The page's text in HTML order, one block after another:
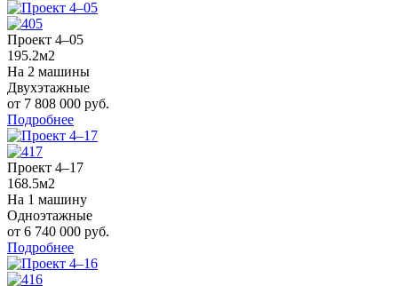
Проект 4–05
195.2м2
На 2 машины
Двухэтажные
от 7 808 000 руб.
Подробнее
Проект 4–17
168.5м2
На 1 машину
Одноэтажные
от 6 740 000 руб.
Подробнее